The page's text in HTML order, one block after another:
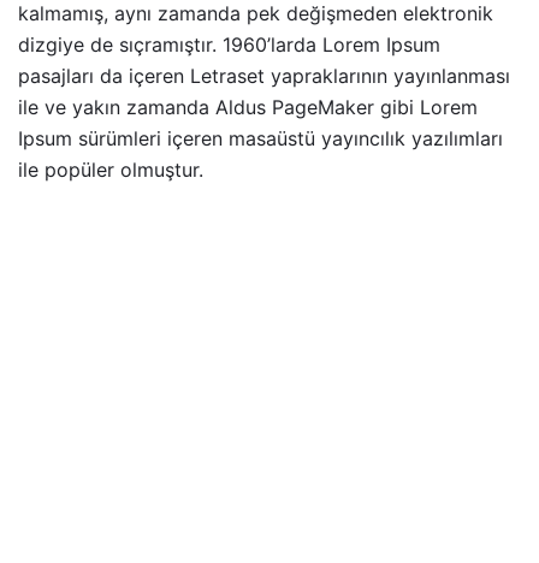
kalmamış, aynı zamanda pek değişmeden elektronik
dizgiye de sıçramıştır. 1960’larda Lorem Ipsum
pasajları da içeren Letraset yapraklarının yayınlanması
ile ve yakın zamanda Aldus PageMaker gibi Lorem
Ipsum sürümleri içeren masaüstü yayıncılık yazılımları
ile popüler olmuştur.